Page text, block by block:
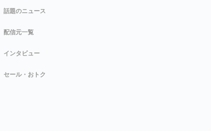
話題のニュース
配信元一覧
インタビュー
セール・おトク